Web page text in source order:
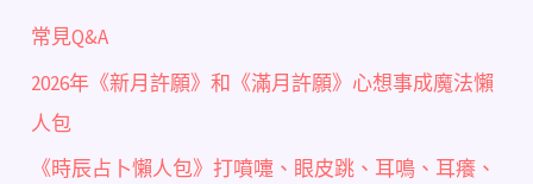
常見Q&A
2026年《新月許願》和《滿月許願》心想事成魔法懶
人包
《時辰占卜懶人包》打噴嚏、眼皮跳、耳鳴、耳癢、